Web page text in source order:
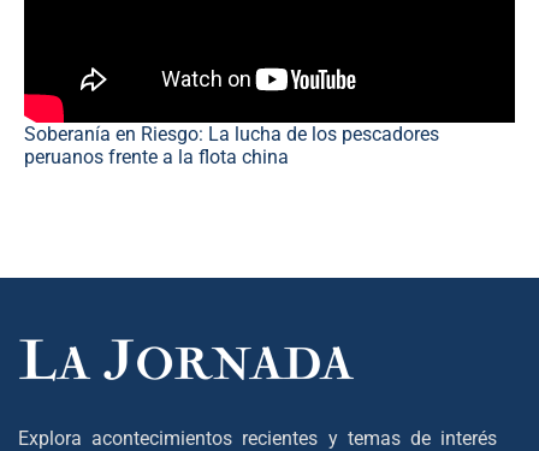
Soberanía en Riesgo: La lucha de los pescadores
peruanos frente a la flota china
Explora acontecimientos recientes y temas de interés